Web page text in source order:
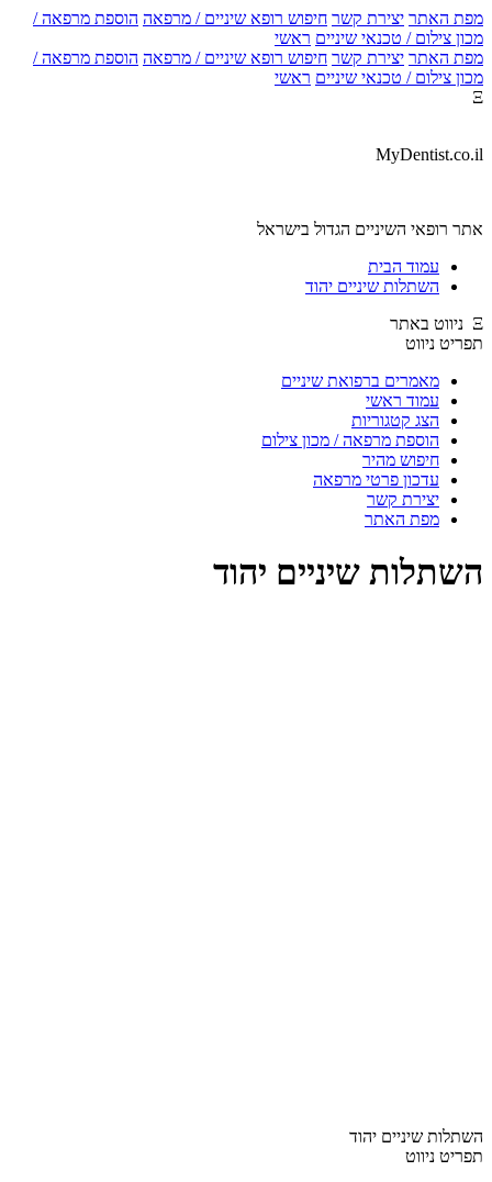
מפת האתר יצירת קשר חיפוש רופא שיניים / מרפאה הוספת מרפאה /
מכון צילום / טכנאי שיניים ראשי
מפת האתר יצירת קשר חיפוש רופא שיניים / מרפאה הוספת מרפאה /
מכון צילום / טכנאי שיניים ראשי
Ξ
MyDentist.co.il
אתר רופאי השיניים הגדול בישראל
עמוד הבית
השתלות שיניים יהוד
Ξ ניווט באתר
תפריט ניווט
מאמרים ברפואת שיניים
עמוד ראשי
הצג קטגוריות
הוספת מרפאה / מכון צילום
חיפוש מהיר
עדכון פרטי מרפאה
יצירת קשר
מפת האתר
השתלות שיניים יהוד
השתלות שיניים יהוד
תפריט ניווט